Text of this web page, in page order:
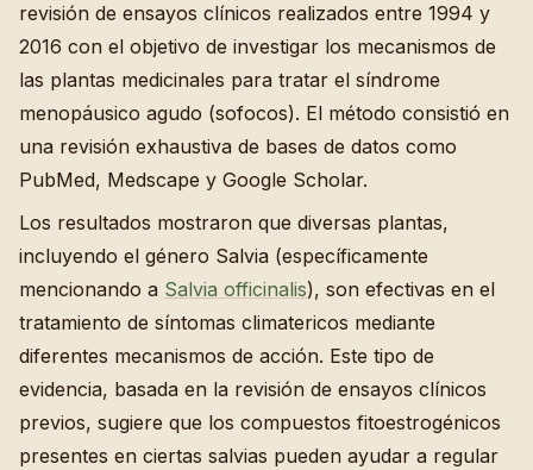
revisión de ensayos clínicos realizados entre 1994 y
2016 con el objetivo de investigar los mecanismos de
las plantas medicinales para tratar el síndrome
menopáusico agudo (sofocos). El método consistió en
una revisión exhaustiva de bases de datos como
PubMed, Medscape y Google Scholar.
Los resultados mostraron que diversas plantas,
incluyendo el género Salvia (específicamente
mencionando a Salvia officinalis), son efectivas en el
tratamiento de síntomas climatericos mediante
diferentes mecanismos de acción. Este tipo de
evidencia, basada en la revisión de ensayos clínicos
previos, sugiere que los compuestos fitoestrogénicos
presentes en ciertas salvias pueden ayudar a regular